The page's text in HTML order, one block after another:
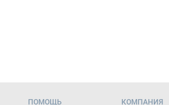
ПОМОЩЬ КОМПАНИЯ